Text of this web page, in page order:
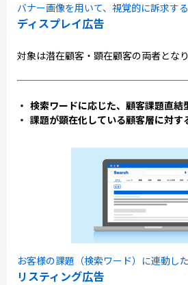
バナー画像を用いて、視覚的に訴求する
ディスプレイ広告
対象は潜在顧客・顕在顧客の両者となり
検索ワードに応じた、顧客課題直結
課題が顕在化している顧客層に対す
お客様の課題（検索ワード）に連動し
リスティング広告